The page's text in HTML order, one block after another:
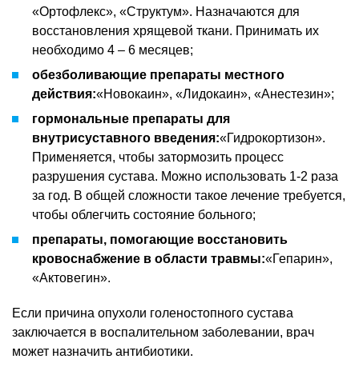
«Ортофлекс», «Структум». Назначаются для
восстановления хрящевой ткани. Принимать их
необходимо 4 – 6 месяцев;
обезболивающие препараты местного
действия:«Новокаин», «Лидокаин», «Анестезин»;
гормональные препараты для
внутрисуставного введения:«Гидрокортизон».
Применяется, чтобы затормозить процесс
разрушения сустава. Можно использовать 1-2 раза
за год. В общей сложности такое лечение требуется,
чтобы облегчить состояние больного;
препараты, помогающие восстановить
кровоснабжение в области травмы:«Гепарин»,
«Актовегин».
Если причина опухоли голеностопного сустава
заключается в воспалительном заболевании, врач
может назначить антибиотики.